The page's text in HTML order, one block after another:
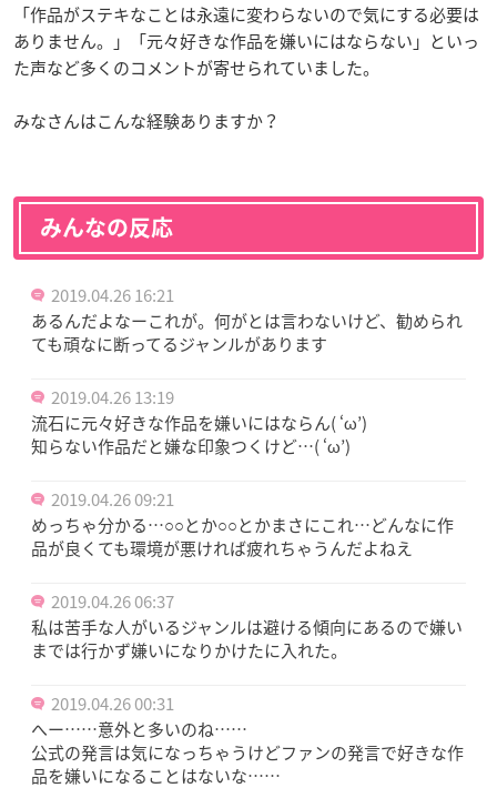
「作品がステキなことは永遠に変わらないので気にする必要は
ありません。」「元々好きな作品を嫌いにはならない」といっ
た声など多くのコメントが寄せられていました。
みなさんはこんな経験ありますか？
みんなの反応
2019.04.26 16:21
あるんだよなーこれが。何がとは言わないけど、勧められ
ても頑なに断ってるジャンルがあります
2019.04.26 13:19
流石に元々好きな作品を嫌いにはならん( ‘ω’)
知らない作品だと嫌な印象つくけど…( ‘ω’)
2019.04.26 09:21
めっちゃ分かる…○○とか○○とかまさにこれ…どんなに作
品が良くても環境が悪ければ疲れちゃうんだよねえ
2019.04.26 06:37
私は苦手な人がいるジャンルは避ける傾向にあるので嫌い
までは行かず嫌いになりかけたに入れた。
2019.04.26 00:31
へー……意外と多いのね……
公式の発言は気になっちゃうけどファンの発言で好きな作
品を嫌いになることはないな……